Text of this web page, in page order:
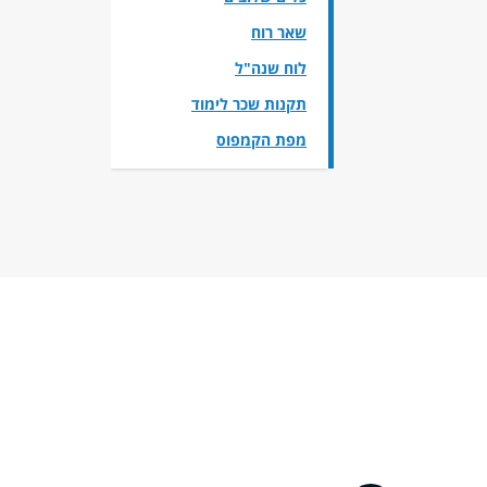
שאר רוח
לוח שנה"ל
תקנות שכר לימוד
מפת הקמפוס